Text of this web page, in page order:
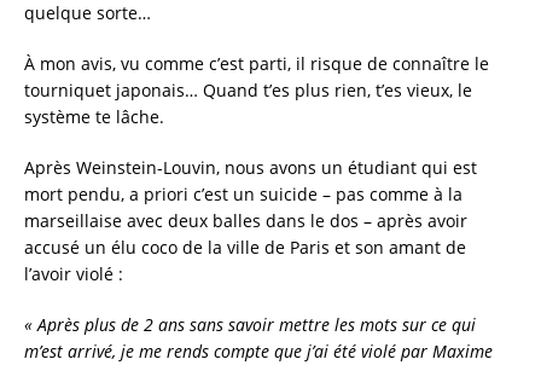
quelque sorte…
À mon avis, vu comme c’est parti, il risque de connaître le
tourniquet japonais… Quand t’es plus rien, t’es vieux, le
système te lâche.
Après Weinstein-Louvin, nous avons un étudiant qui est
mort pendu, a priori c’est un suicide – pas comme à la
marseillaise avec deux balles dans le dos – après avoir
accusé un élu coco de la ville de Paris et son amant de
l’avoir violé :
« Après plus de 2 ans sans savoir mettre les mots sur ce qui
m’est arrivé, je me rends compte que j’ai été violé par Maxime